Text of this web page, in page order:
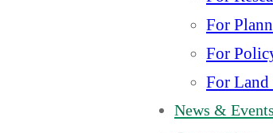
For
For
For Land
News & Events